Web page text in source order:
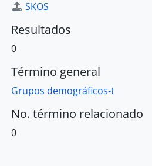
SKOS
Resultados
0
Término general
Grupos demográficos-t
No. término relacionado
0